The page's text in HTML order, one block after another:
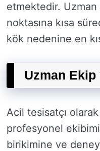
etmektedir.
noktasına kısa
kök nedenine en
Uzman Ekip
Acil tesisatçı
profesyonel
birikimine ve